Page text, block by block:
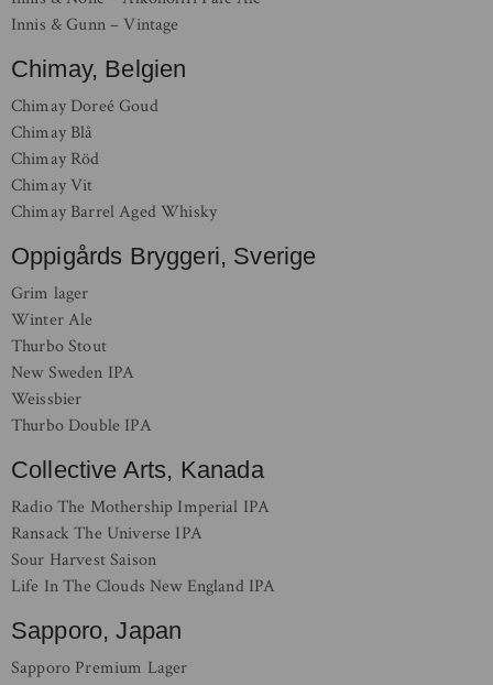
Innis & Gunn – Vintage
Chimay, Belgien
Chimay Doreé Goud
Chimay Blå
Chimay Röd
Chimay Vit
Chimay Barrel Aged Whisky
Oppigårds Bryggeri, Sverige
Grim lager
Winter Ale
Thurbo Stout
New Sweden IPA
Weissbier
Thurbo Double IPA
Collective Arts, Kanada
Radio The Mothership Imperial IPA
Ransack The Universe IPA
Sour Harvest Saison
Life In The Clouds New England IPA
Sapporo, Japan
Sapporo Premium Lager